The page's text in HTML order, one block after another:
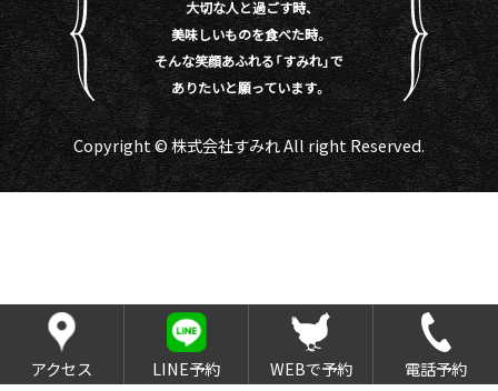
大切な人と過ごす時、
美味しいものを食べた時。
そんな笑顔あふれる「すみれ」で
ありたいと願っています。
Copyright © 株式会社すみれ All right Reserved.
アクセス LINE予約 WEBで予約 電話予約